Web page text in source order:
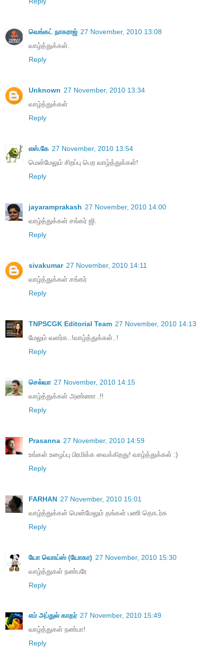
வெங்கட் நாகராஜ் 27 November, 2010 13:08
வாழ்த்துக்கள்.
Reply
Unknown 27 November, 2010 13:34
வாழ்த்துக்கள்
Reply
எஸ்.கே 27 November, 2010 13:54
மென்மேலும் சிறப்பு பெற வாழ்த்துக்கள்!
Reply
jayaramprakash 27 November, 2010 14:00
வாழ்த்துக்கள் சங்கர் ஜி.
Reply
sivakumar 27 November, 2010 14:11
வாழ்த்துக்கள் சங்கர்
Reply
TNPSCGK Editorial Team 27 November, 2010 14:13
மேலும் வளர்க..!வாழ்த்துக்கள்..!
Reply
செல்வா 27 November, 2010 14:15
வாழ்த்துக்கள் அண்ணா .!!
Reply
Prasanna 27 November, 2010 14:59
உங்கள் உழைப்பு பிரமிக்க வைக்கிறது! வாழ்த்துக்கள் :)
Reply
FARHAN 27 November, 2010 15:01
வாழ்த்துக்கள் மென்மேலும் தங்கள் பணி தொடர்க
Reply
யோ வொய்ஸ் (யோகா) 27 November, 2010 15:30
வாழ்த்துகள் நண்பரே
Reply
எம் அப்துல் காதர் 27 November, 2010 15:49
வாழ்த்துகள் நண்பா!
Reply